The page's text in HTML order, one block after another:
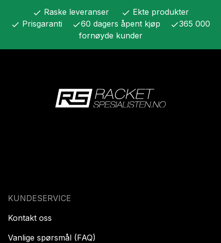
check Raske leveranser check Ekte produkter
check Prisgaranti check60 dagers åpent kjøp check365 000
fornøyde kunder
KUNDESERVICE
Kontakt oss
Vanlige spørsmål (FAQ)